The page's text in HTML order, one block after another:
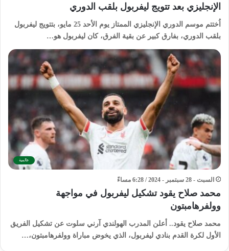
الإنجليزي بعد تتويج ليفربول بلقب الدوري
اُختتم موسم الدوري الإنجليزي الممتاز يوم الأحد 25 مايو، بتتويج ليفربول
بلقب الدوري، بفارق كبير عن بقية الفرق، كان ليفربول هو…
عالمية
السبت - 28 سبتمبر - 2024 / 6:28 مساءً
محمد صلاح يقود تشكيل ليفربول في مواجهة
وولفرهامبتون
محمد صلاح يقود.. أعلن المدرب الهولندي آرني سلوت عن تشكيل الفريق
الأول لكرة القدم بنادي ليفربول، الذي يخوض مباراة وولفرهامبتون،…